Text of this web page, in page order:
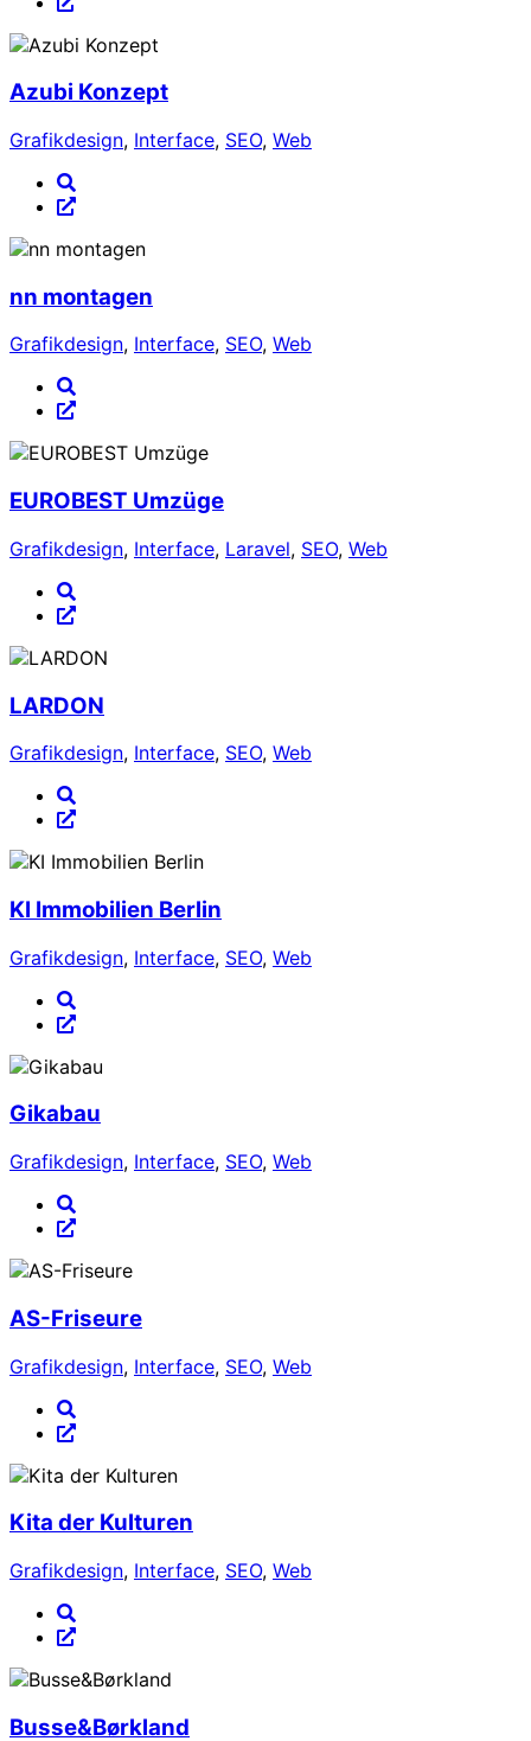
Azubi Konzept
Grafikdesign, Interface, SEO, Web
nn montagen
Grafikdesign, Interface, SEO, Web
EUROBEST Umzüge
Grafikdesign, Interface, Laravel, SEO, Web
LARDON
Grafikdesign, Interface, SEO, Web
KI Immobilien Berlin
Grafikdesign, Interface, SEO, Web
Gikabau
Grafikdesign, Interface, SEO, Web
AS-Friseure
Grafikdesign, Interface, SEO, Web
Kita der Kulturen
Grafikdesign, Interface, SEO, Web
Busse&Børkland